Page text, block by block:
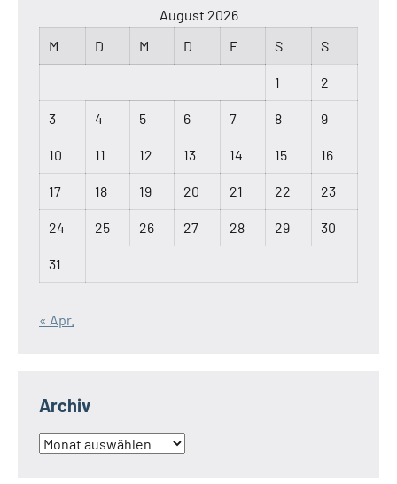
August 2026
M
D M D F S S
1 2
3 4 5 6 7 8 9
10 11 12 13 14 15 16
17 18 19 20 21 22 23
24 25 26 27 28 29 30
31
« Apr.
Archiv
Archiv